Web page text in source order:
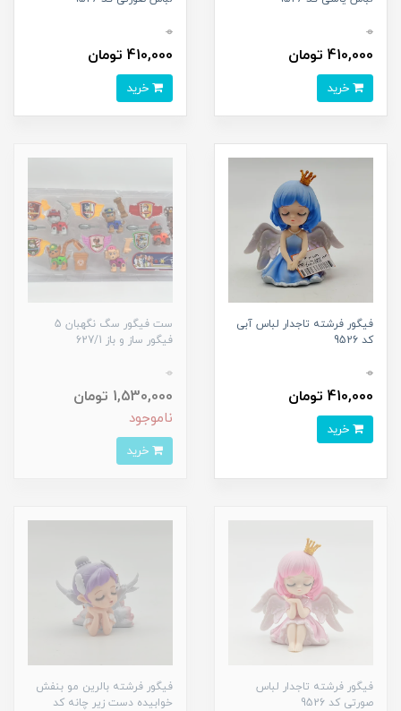
0
410,000 تومان
0
410,000 تومان
فیگور فرشته تاجدار لباس آبی
کد 9526
0
410,000 تومان
ست فیگور سگ نگهبان 5
فیگور ساز و باز 627/1
0
1,530,000 تومان
ناموجود
فیگور فرشته تاجدار لباس
صورتی کد 9526
فیگور فرشته بالرین مو بنفش
خوابیده دست زیر چانه کد